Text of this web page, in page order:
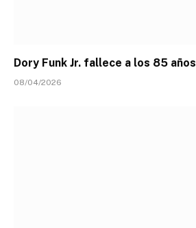
Dory Funk Jr. fallece a los 85 años
08/04/2026